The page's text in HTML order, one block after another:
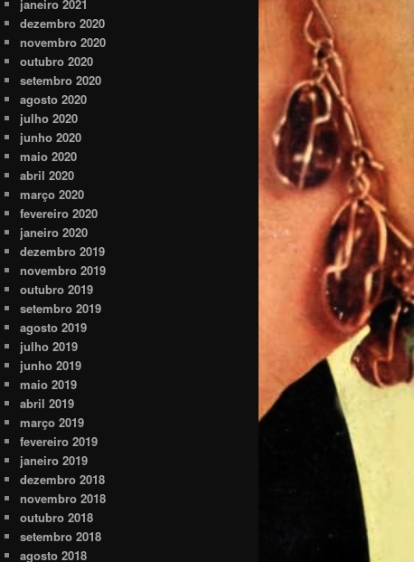
janeiro 2021
dezembro 2020
novembro 2020
outubro 2020
setembro 2020
agosto 2020
julho 2020
junho 2020
maio 2020
abril 2020
março 2020
fevereiro 2020
janeiro 2020
dezembro 2019
novembro 2019
outubro 2019
setembro 2019
agosto 2019
julho 2019
junho 2019
maio 2019
abril 2019
março 2019
fevereiro 2019
janeiro 2019
dezembro 2018
novembro 2018
outubro 2018
setembro 2018
agosto 2018